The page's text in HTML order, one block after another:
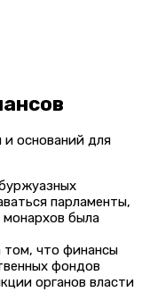
и оснований для
парламенты,
была
том, что финансы
фондов
органов власти